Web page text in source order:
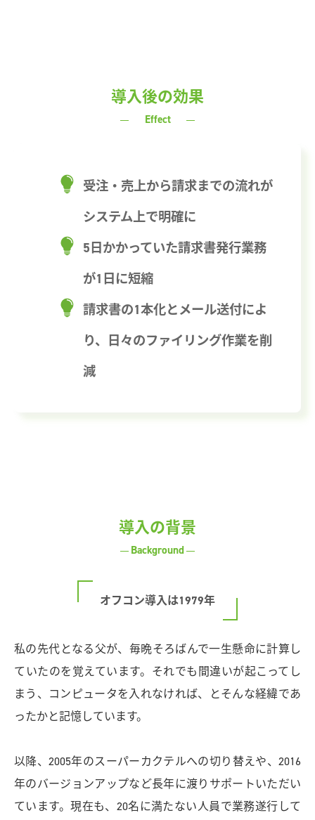
導入後の効果
Effect
受注・売上から請求までの流れが
システム上で明確に
5日かかっていた請求書発行業務
が1日に短縮
請求書の1本化とメール送付によ
り、日々のファイリング作業を削
減
導入の背景
Background
オフコン導入は1979年
私の先代となる父が、毎晩そろばんで一生懸命に計算し
ていたのを覚えています。それでも間違いが起こってし
まう、コンピュータを入れなければ、とそんな経緯であ
ったかと記憶しています。
以降、2005年のスーパーカクテルへの切り替えや、2016
年のバージョンアップなど長年に渡りサポートいただい
ています。現在も、20名に満たない人員で業務遂行して